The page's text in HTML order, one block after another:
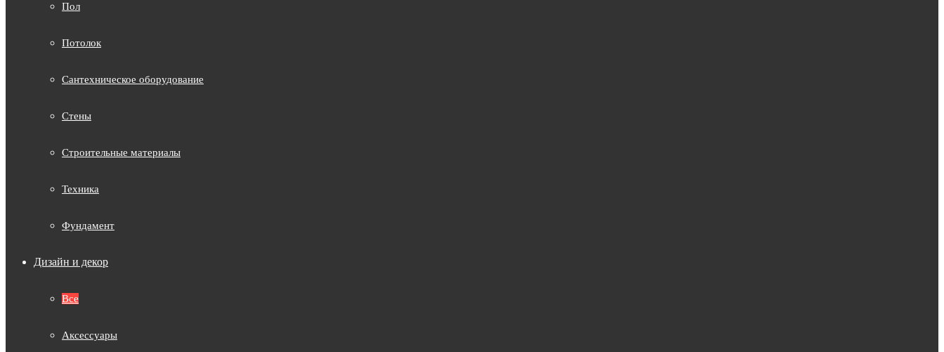
Пол
Потолок
Сантехническое оборудование
Стены
Строительные материалы
Техника
Фундамент
Дизайн и декор
Все
Аксессуары